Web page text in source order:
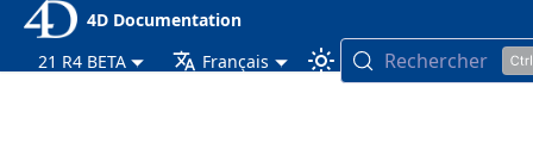
4D Documentation
21 R4 BETA
Français Rechercher